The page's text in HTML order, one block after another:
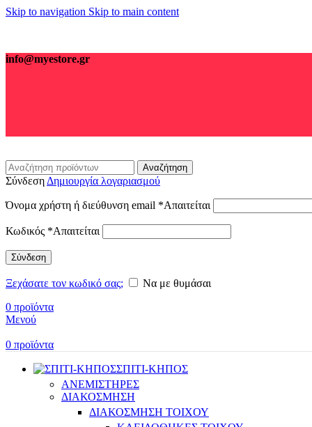
Skip to navigation Skip to main content
info@myestore.gr
Αναζήτηση
Σύνδεση Δημιουργία λογαριασμού
Όνομα χρήστη ή διεύθυνση email *Απαιτείται
Κωδικός *Απαιτείται
Σύνδεση
Ξεχάσατε τον κωδικό σας;
Να με θυμάσαι
0 προϊόντα
Μενού
0 προϊόντα
ΣΠΙΤΙ-ΚΗΠΟΣ
ΑΝΕΜΙΣΤΗΡΕΣ
ΔΙΑΚΟΣΜΗΣΗ
ΔΙΑΚΟΣΜΗΣΗ ΤΟΙΧΟΥ